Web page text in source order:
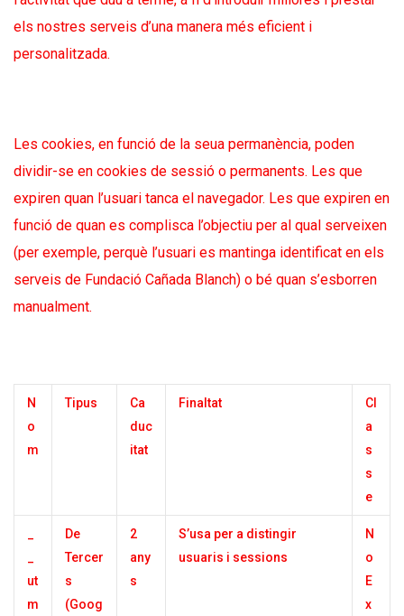
els nostres serveis d’una manera més eficient i
personalitzada.
Les cookies, en funció de la seua permanència, poden
dividir-se en cookies de sessió o permanents. Les que
expiren quan l’usuari tanca el navegador. Les que expiren en
funció de quan es complisca l’objectiu per al qual serveixen
(per exemple, perquè l’usuari es mantinga identificat en els
serveis de Fundació Cañada Blanch) o bé quan s’esborren
manualment.
N
o
m
Tipus
Ca
duc
itat
Finaltat
Cl
a
s
s
e
ut
m
De
Tercer
s
(Goog
2
any
s
S’usa per a distingir
usuaris i sessions
N
o
E
x